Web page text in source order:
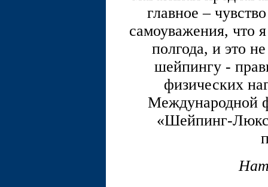
главное –
самоуважения, что
полгода, и это
шейпингу -
физических
Международной
«Шейпинг-